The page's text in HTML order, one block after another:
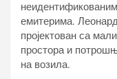
емитерима.
пројектован са
простора и
на возила.